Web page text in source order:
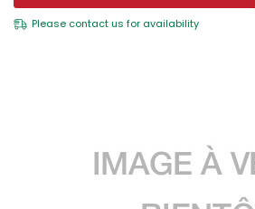
Please contact us for availability